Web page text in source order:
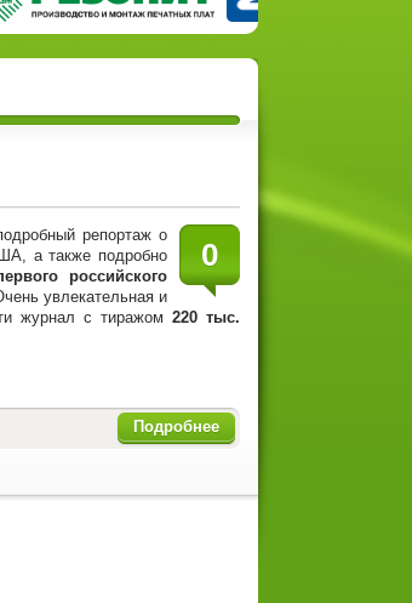
0
репортаж о
а также подробно
российского
увлекательная и
журнал с тиражом 220 тыс.
Подробнее